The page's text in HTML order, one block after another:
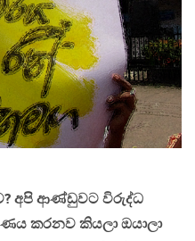
අපි ආණ්ඩුවට විරුද්ධ
කරනව කියලා ඔයාලා